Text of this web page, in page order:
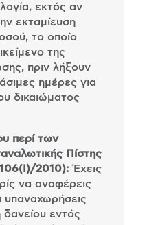
εκτός αν
εκταμίευση
το οποίο
της
πριν λήξουν
ημέρες για
δικαιώματος
περί των
Πίστης
2010):Έχεις
να αναφέρεις
υπαναχωρήσεις
εντός